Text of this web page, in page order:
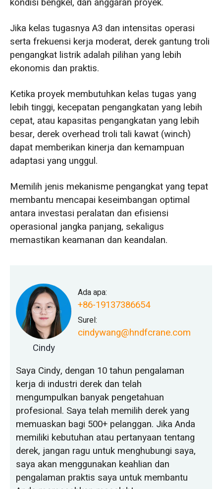
Jika kelas tugasnya A3 dan intensitas operasi
serta frekuensi kerja moderat, derek gantung troli
pengangkat listrik adalah pilihan yang lebih
ekonomis dan praktis.
Ketika proyek membutuhkan kelas tugas yang
lebih tinggi, kecepatan pengangkatan yang lebih
cepat, atau kapasitas pengangkatan yang lebih
besar, derek overhead troli tali kawat (winch)
dapat memberikan kinerja dan kemampuan
adaptasi yang unggul.
Memilih jenis mekanisme pengangkat yang tepat
membantu mencapai keseimbangan optimal
antara investasi peralatan dan efisiensi
operasional jangka panjang, sekaligus
memastikan keamanan dan keandalan.
Cindy
Ada apa:
+86-19137386654
Surel:
cindywang@hndfcrane.com
Saya Cindy, dengan 10 tahun pengalaman
kerja di industri derek dan telah
mengumpulkan banyak pengetahuan
profesional. Saya telah memilih derek yang
memuaskan bagi 500+ pelanggan. Jika Anda
memiliki kebutuhan atau pertanyaan tentang
derek, jangan ragu untuk menghubungi saya,
saya akan menggunakan keahlian dan
pengalaman praktis saya untuk membantu